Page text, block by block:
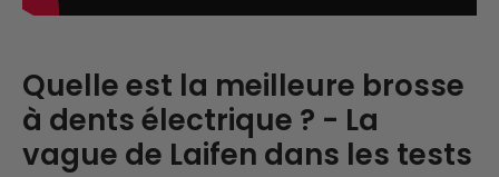
Quelle est la meilleure brosse
à dents électrique ? - La
vague de Laifen dans les tests